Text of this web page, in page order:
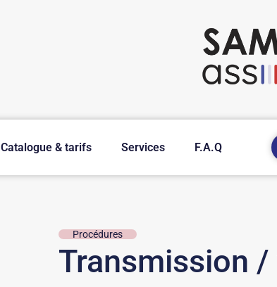
Catalogue & tarifs Services F.A.Q
Procédures
Transmission